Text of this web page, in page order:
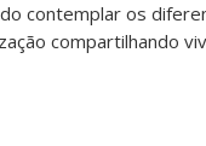
contemplar os
compartilhando